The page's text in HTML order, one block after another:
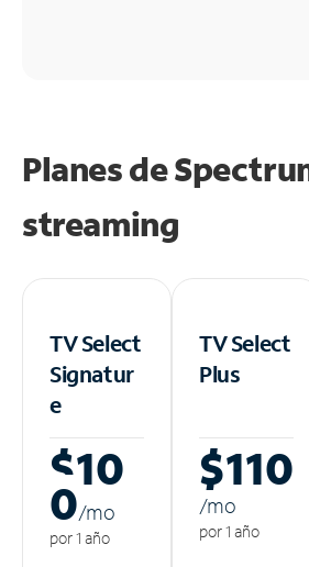
Planes de
streaming
TV Select
Signatur
e
$10
0/mo
por 1 año
TV Select
Plus
$110
/mo
por 1 año